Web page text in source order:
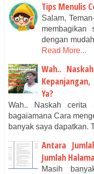
Tips Menulis
Salam,
membagikan
dengan
Read More...
Wah..
Ya?
Wah.. Naskah cerita
bagaiamana Cara
banyak saya dapatkan.
Antara
Jumlah
Masih